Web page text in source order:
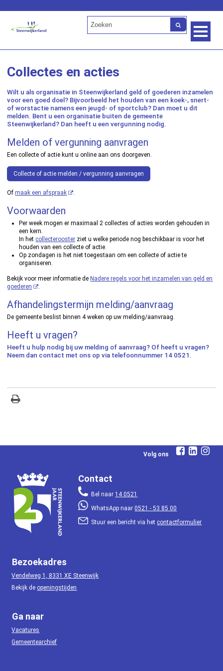
Collectes en acties
Wilt u als organisatie in Steenwijkerland geld of goederen inzamelen
voor een goed doel? Bijvoorbeeld het houden van een koek-, snert-
of worstactie namens een jeugd- of sportclub? Dan moet u dit
melden. Bent u een organisatie buiten de gemeente
Steenwijkerland? Dan heeft u een vergunning nodig.
Melden of vergunning aanvragen
Een collecte of actie kunt u online aan ons doorgeven.
Collecte of actie melden / vergunning aanvragen
Ofmaak een afspraak .
Voorwaarden
Per week mogen er maximaal 2 collectes of acties worden gehouden in
een kern.
In het collecterooster ziet u welke periode nog beschikbaar is voor het
houden van een collecte of actie.
Op zondagen is het niet toegestaan om een collecte of actie te
organiseren.
Bekijk voor meer informatie de Nadere regels voor het inzamelen van geld en
goederen
.
Afhandelingstermijn melding/aanvraag
De gemeente beslist binnen 4 weken op uw melding/aanvraag.
Heeft u vragen?
Heeft u hulp nodig bij uw melding of aanvraag? Of heeft u vragen?
Neem dan contact met ons op via telefoonnummer 14 0521.
Volg ons
Contact
Bel naar 14 0521
WhatsApp naar0521 - 53 85 00
Stuur een bericht via het contactformulier
Bezoekadres
Vendelweg 1, 8331 XE Steenwijk
Bekijk de openingstijden
Ga naar
Vacatures
Gemeentearchief